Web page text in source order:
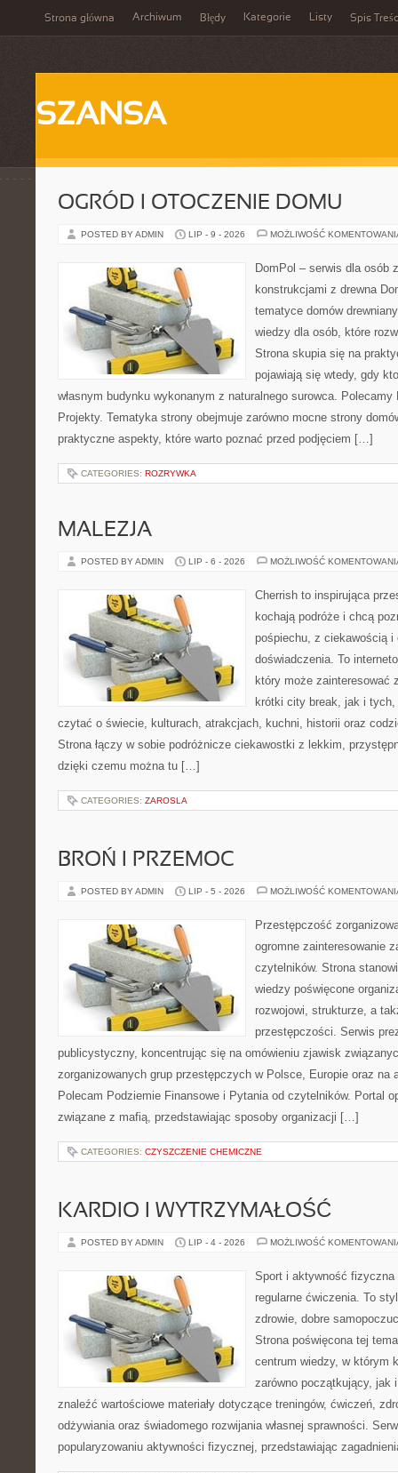
Strona główna Archiwum Błędy Kategorie Listy Spis
SZANSA
OGRÓD I OTOCZENIE DOMU
POSTED BY ADMIN LIP - 9 - 2026 MOŻLIWOŚĆ
DomPol – serwis dla osób
konstrukcjami z drewna
tematyce domów
wiedzy dla osób, które
Strona skupia się na
pojawiają się wtedy, gdy
własnym budynku wykonanym z naturalnego surowca.
Projekty. Tematyka strony obejmuje zarówno mocne strony
praktyczne aspekty, które warto poznać przed podjęciem […]
CATEGORIES: ROZRYWKA
MALEZJA
POSTED BY ADMIN LIP - 6 - 2026 MOŻLIWOŚĆ
Cherrish to inspirująca
kochają podróże i chcą
pośpiechu, z ciekawością i
doświadczenia. To
który może zainteresować
krótki city break, jak i
czytać o świecie, kulturach, atrakcjach, kuchni, historii oraz
Strona łączy w sobie podróżnicze ciekawostki z lekkim,
dzięki czemu można tu […]
CATEGORIES: ZAROSLA
BROŃ I PRZEMOC
POSTED BY ADMIN LIP - 5 - 2026 MOŻLIWOŚĆ
Przestępczość
ogromne zainteresowanie
czytelników. Strona
wiedzy poświęcone
rozwojowi, strukturze, a
przestępczości. Serwis
publicystyczny, koncentrując się na omówieniu zjawisk
zorganizowanych grup przestępczych w Polsce, Europie oraz na
Polecam Podziemie Finansowe i Pytania od czytelników. Portal
związane z mafią, przedstawiając sposoby organizacji […]
CATEGORIES: CZYSZCZENIE CHEMICZNE
KARDIO I WYTRZYMAŁOŚĆ
POSTED BY ADMIN LIP - 4 - 2026 MOŻLIWOŚĆ
Sport i aktywność
regularne ćwiczenia. To
zdrowie, dobre
Strona poświęcona tej
centrum wiedzy, w którym
zarówno początkujący, jak
znaleźć wartościowe materiały dotyczące treningów, ćwiczeń,
odżywiania oraz świadomego rozwijania własnej sprawności.
popularyzowaniu aktywności fizycznej, przedstawiając